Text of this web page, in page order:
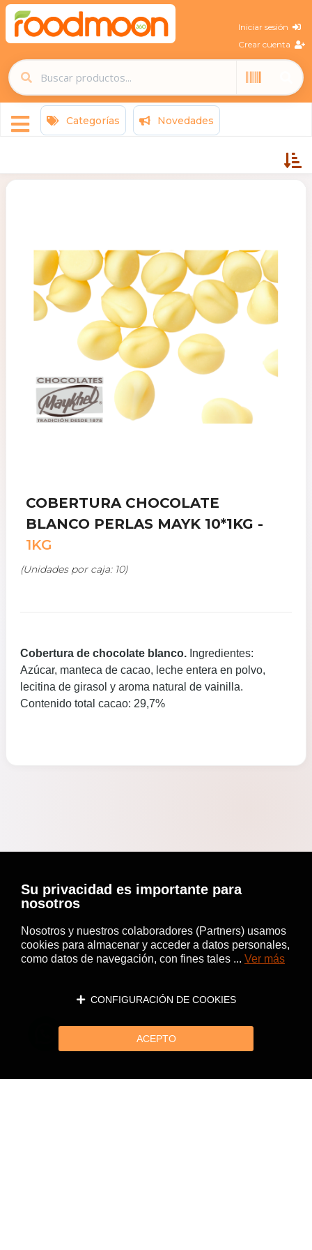
Iniciar sesión
Crear cuenta
Categorías Novedades
COBERTURA CHOCOLATE
BLANCO PERLAS MAYK 10*1KG -
1KG
(Unidades por caja: 10)
Cobertura de chocolate blanco. Ingredientes:
Azúcar, manteca de cacao, leche entera en polvo,
lecitina de girasol y aroma natural de vainilla.
Contenido total cacao: 29,7%
Su privacidad es importante para
nosotros
Nosotros y nuestros colaboradores (Partners) usamos
cookies para almacenar y acceder a datos personales,
como datos de navegación, con fines tales ... Ver más
CONFIGURACIÓN DE COOKIES
ACEPTO